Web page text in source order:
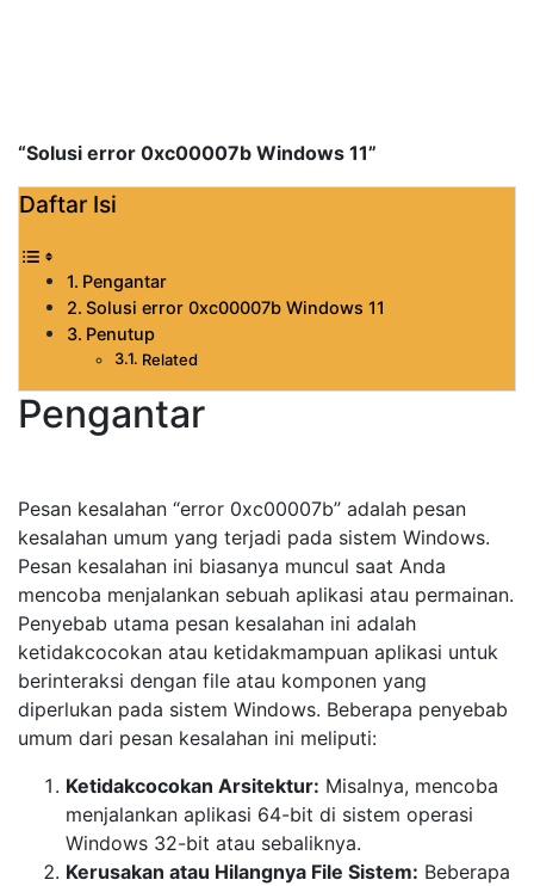
“Solusi error 0xc00007b Windows 11”
Daftar Isi
Pengantar
Solusi error 0xc00007b Windows 11
Penutup
Related
Pengantar
Pesan kesalahan “error 0xc00007b” adalah pesan
kesalahan umum yang terjadi pada sistem Windows.
Pesan kesalahan ini biasanya muncul saat Anda
mencoba menjalankan sebuah aplikasi atau permainan.
Penyebab utama pesan kesalahan ini adalah
ketidakcocokan atau ketidakmampuan aplikasi untuk
berinteraksi dengan file atau komponen yang
diperlukan pada sistem Windows. Beberapa penyebab
umum dari pesan kesalahan ini meliputi:
Ketidakcocokan Arsitektur: Misalnya, mencoba
menjalankan aplikasi 64-bit di sistem operasi
Windows 32-bit atau sebaliknya.
Kerusakan atau Hilangnya File Sistem: Beberapa